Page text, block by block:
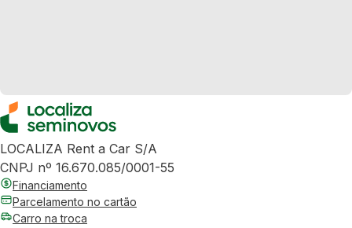
LOCALIZA Rent a Car S/A
CNPJ nº 16.670.085/0001-55
Financiamento
Parcelamento no cartão
Carro na troca